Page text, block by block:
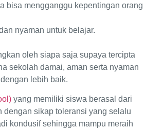
bisa mengganggu kepentingan orang
nyaman untuk belajar.
oleh siapa saja supaya tercipta
sekolah damai, aman serta nyaman
lebih baik.
yang memiliki siswa berasal dari
dengan sikap toleransi yang selalu
kondusif sehingga mampu meraih